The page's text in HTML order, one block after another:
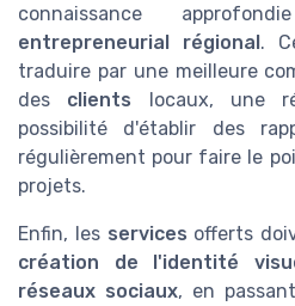
connaissance
entrepreneurial régional.
traduire par une meilleure
des clients locaux, une
possibilité d'établir des
régulièrement pour faire le
projets.
Enfin, les services offerts
création de l'identité
réseaux sociaux, en